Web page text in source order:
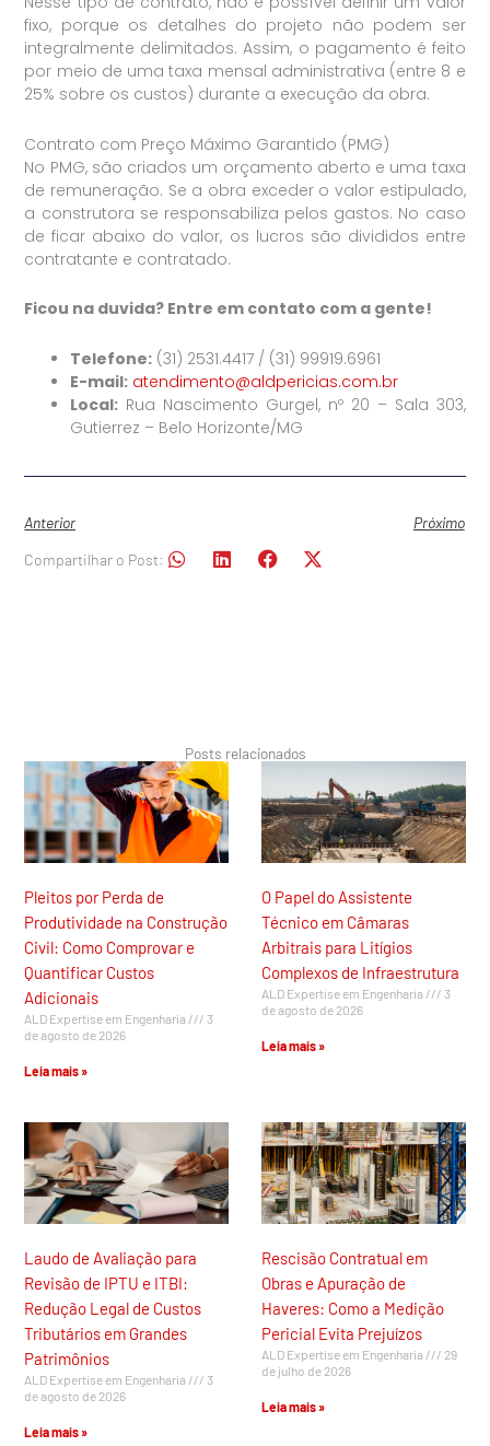
fixo, porque os detalhes do projeto não podem ser
integralmente delimitados. Assim, o pagamento é feito
por meio de uma taxa mensal administrativa (entre 8 e
25% sobre os custos) durante a execução da obra.
Contrato com Preço Máximo Garantido (PMG)
No PMG, são criados um orçamento aberto e uma taxa
de remuneração. Se a obra exceder o valor estipulado,
a construtora se responsabiliza pelos gastos. No caso
de ficar abaixo do valor, os lucros são divididos entre
contratante e contratado.
Ficou na duvida? Entre em contato com a gente!
Telefone: (31) 2531.4417 / (31) 99919.6961
E-mail: atendimento@aldpericias.com.br
Local: Rua Nascimento Gurgel, nº 20 – Sala 303,
Gutierrez – Belo Horizonte/MG
Anterior
Próximo
Compartilhar o Post:
Posts relacionados
Pleitos por Perda de
Produtividade na Construção
Civil: Como Comprovar e
Quantificar Custos
Adicionais
ALD Expertise em Engenharia
3
de agosto de 2026
Leia mais »
O Papel do Assistente
Técnico em Câmaras
Arbitrais para Litígios
Complexos de Infraestrutura
ALD Expertise em Engenharia
3
de agosto de 2026
Leia mais »
Laudo de Avaliação para
Revisão de IPTU e ITBI:
Redução Legal de Custos
Tributários em Grandes
Patrimônios
ALD Expertise em Engenharia
3
de agosto de 2026
Leia mais »
Rescisão Contratual em
Obras e Apuração de
Haveres: Como a Medição
Pericial Evita Prejuízos
ALD Expertise em Engenharia
29
de julho de 2026
Leia mais »